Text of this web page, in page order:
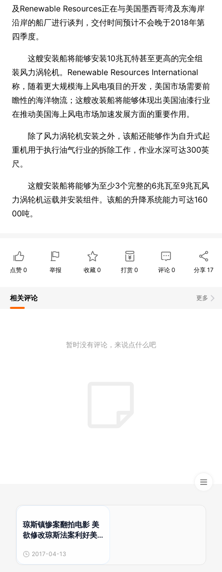
及Renewable Resources正在与美国墨西哥湾及东海岸
沿岸的船厂进行谈判，交付时间预计不会晚于2018年第
四季度。
这艘安装船将能够安装10兆瓦特甚至更高的完全组
装风力涡轮机。Renewable Resources International
称，随着更大规模海上风电项目的开发，美国市场需要前
瞻性的海洋物流；这艘改装船将能够体现出美国油漆行业
在推动美国海上风电市场加速发展方面的重要作用。
除了风力涡轮机安装之外，该船还能够作为自升式起
重机用于执行油气行业的拆除工作，作业水深可达300英
尺。
这艘安装船将能够为至少3个完整的6兆瓦至9兆瓦风
力涡轮机运载并安装组件。该船的升降系统能力可达160
00吨。
点赞 0 举报 收藏0 打赏 0 评论 0 分享 17
更多
相关评论
暂时没有评论，来说点什么吧
琼斯镇惨案翻拍电影 美
欲修改琼斯法案利好美
2017-04-13